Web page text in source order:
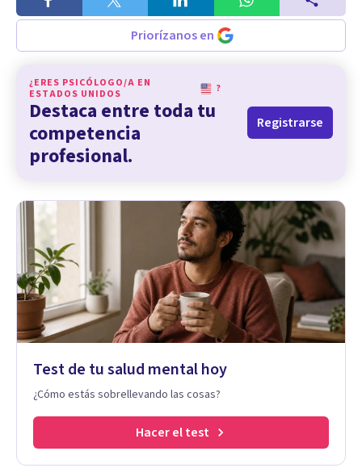
Priorízanos en
¿ERES PSICÓLOGO/A EN
ESTADOS UNIDOS
?
Destaca entre toda tu
competencia
profesional.
Registrarse
Test de tu salud mental hoy
¿Cómo estás sobrellevando las cosas?
Hacer el test